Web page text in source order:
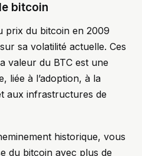
bitcoin
prix du bitcoin en 2009
sa volatilité actuelle. Ces
valeur du BTC est une
liée à l’adoption, à la
aux infrastructures de
historique, vous
du bitcoin avec plus de